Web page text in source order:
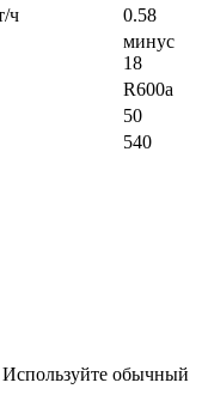
ч
0.58
минус
18
R600a
50
540
обычный